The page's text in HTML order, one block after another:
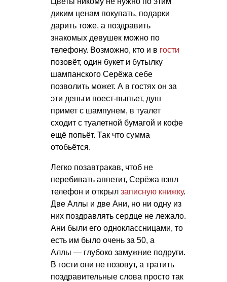
диким ценам покупать, подарки
дарить тоже, а поздравить
знакомых девушек можно по
телефону. Возможно, кто и в гости
позовёт, один букет и бутылку
шампанского Серёжа себе
позволить может. А в гостях он за
эти деньги поест-выпьет, душ
примет с шампунем, в туалет
сходит с туалетной бумагой и кофе
ещё попьёт. Так что сумма
отобьётся.
Легко позавтракав, чтоб не
перебивать аппетит, Серёжа взял
телефон и открыл записную книжку.
Две Аллы и две Ани, но ни одну из
них поздравлять сердце не лежало.
Ани были его одноклассницами, то
есть им было очень за 50, а
Аллы — глубоко замужние подруги.
В гости они не позовут, а тратить
поздравительные слова просто так